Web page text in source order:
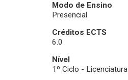
Modo de Ensino
Presencial
Créditos ECTS
6.0
Nível
1º Ciclo - Licenciatura